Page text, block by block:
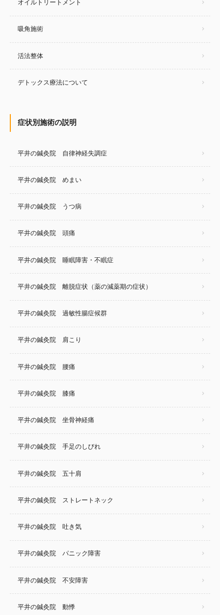
オイルトリートメント
吸角施術
活法整体
デトックス療法について
症状別施術の説明
平井の鍼灸院 自律神経失調症
平井の鍼灸院 めまい
平井の鍼灸院 うつ病
平井の鍼灸院 頭痛
平井の鍼灸院 睡眠障害・不眠症
平井の鍼灸院 離脱症状（薬の減薬期の症状）
平井の鍼灸院 過敏性腸症候群
平井の鍼灸院 肩こり
平井の鍼灸院 腰痛
平井の鍼灸院 膝痛
平井の鍼灸院 坐骨神経痛
平井の鍼灸院 手足のしびれ
平井の鍼灸院 五十肩
平井の鍼灸院 ストレートネック
平井の鍼灸院 吐き気
平井の鍼灸院 パニック障害
平井の鍼灸院 不安障害
平井の鍼灸院 動悸